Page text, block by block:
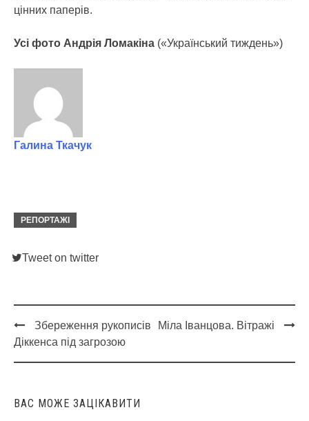
цінних паперів.
Усі фото Андрія Ломакіна («Український тиждень»)
Галина Ткачук
РЕПОРТАЖІ
Tweet on twitter
Post
navigation
Збереження рукописів
Діккенса під загрозою
Міла Іванцова. Вітражі
ВАС МОЖЕ ЗАЦІКАВИТИ